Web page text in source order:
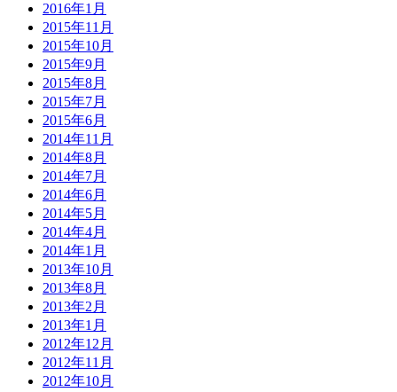
2016年1月
2015年11月
2015年10月
2015年9月
2015年8月
2015年7月
2015年6月
2014年11月
2014年8月
2014年7月
2014年6月
2014年5月
2014年4月
2014年1月
2013年10月
2013年8月
2013年2月
2013年1月
2012年12月
2012年11月
2012年10月